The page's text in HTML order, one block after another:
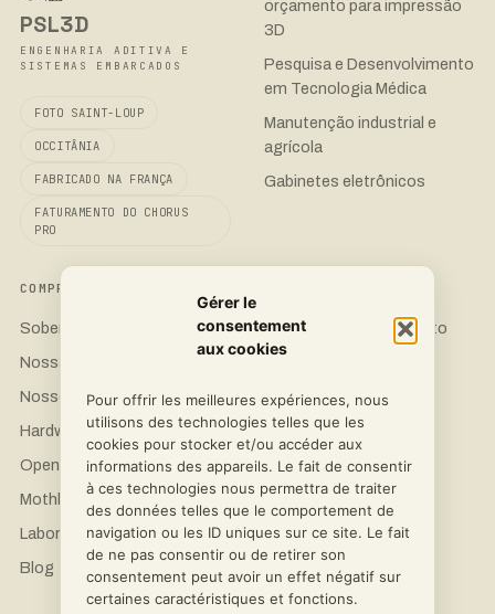
Gérer le
consentement
aux cookies
Pour offrir les meilleures expériences, nous
utilisons des technologies telles que les
cookies pour stocker et/ou accéder aux
informations des appareils. Le fait de consentir
à ces technologies nous permettra de traiter
des données telles que le comportement de
navigation ou les ID uniques sur ce site. Le fait
de ne pas consentir ou de retirer son
consentement peut avoir un effet négatif sur
certaines caractéristiques et fonctions.
PSL3D
ENGENHARIA ADITIVA E
SISTEMAS EMBARCADOS
FOTO SAINT-LOUP
OCCITÂNIA
FABRICADO NA FRANÇA
FATURAMENTO DO CHORUS
PRO
orçamento para impressão
3D
Pesquisa e Desenvolvimento
em Tecnologia Médica
Manutenção industrial e
agrícola
Gabinetes eletrônicos
COMPROMISSO
Soberania 3D
Nossas impressoras
Nossos materiais
Hardware de Ciência Aberta
OpenFlexure
Mothbox Pro
Laboratórios e Pesquisa
Blog
Solicite um orçamento
Instagram
Facebook